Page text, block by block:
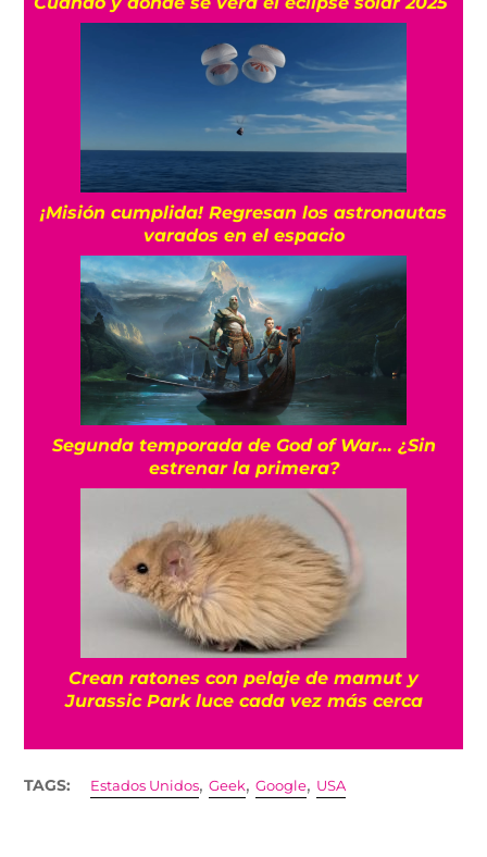
¡Misión cumplida! Regresan los astronautas
varados en el espacio
Segunda temporada de God of War… ¿Sin
estrenar la primera?
Crean ratones con pelaje de mamut y
Jurassic Park luce cada vez más cerca
TAGS: Estados Unidos,Geek,Google, USA